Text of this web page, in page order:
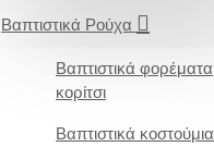
Βαπτιστικά Ρούχα
Βαπτιστικά φορέματα
κορίτσι
Βαπτιστικά κοστούμια